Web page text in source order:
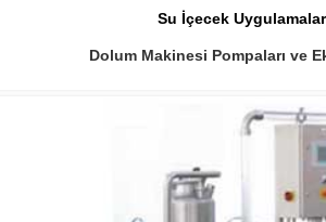
Su İçecek
Dolum Makinesi Pompaları ve